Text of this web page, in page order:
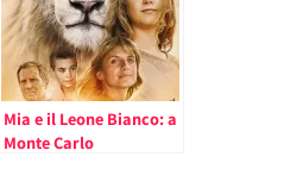
Mia e il Leone Bianco: a
Monte Carlo